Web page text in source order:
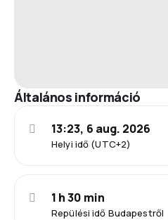
Általános információ
Helyi idő (UTC+2)
13:23, 6 aug. 2026
Repülési idő Budapestről
1 h 30 min